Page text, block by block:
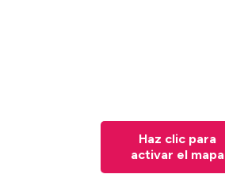
Haz clic para
activar el mapa